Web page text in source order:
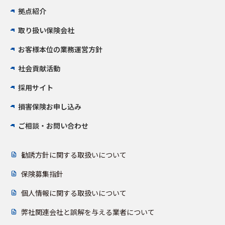
拠点紹介
取り扱い保険会社
お客様本位の業務運営方針
社会貢献活動
採用サイト
損害保険お申し込み
ご相談・お問い合わせ
勧誘方針に関する取扱いについて
保険募集指針
個人情報に関する取扱いについて
弊社関連会社と誤解を与える業者について